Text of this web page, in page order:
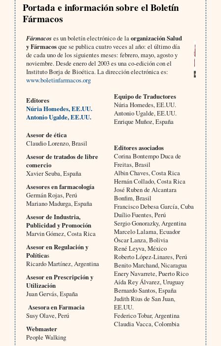
Portada e información sobre el Boletín
Fármacos
Fármacoses un boletín electrónico de laorganización Salud
y Fármacosque se publica cuatro veces al año: el último día
de cada uno de los siguientes meses: febrero, mayo, agosto y
noviembre. Desde enero del 2003 es una co-edición con el
Instituto Borja de Bioética. La dirección electrónica es:
www.boletinfarmacos.org
Editores
Núria Homedes, EE.UU.
Antonio Ugalde, EE.UU.
Equipo de Traductores
Núria Homedes, EE.UU.
Antonio Ugalde, EE.UU.
Enrique Muñoz, España
Asesor de ética
Claudio Lorenzo, Brasil
Editores asociados
Corina Bontempo Duca de
Freitas, Brasil
Albin Chaves, Costa Rica
Hernán Collado, Costa Rica
José Ruben de Alcantara
Bonfim, Brasil
Francisco Debesa García, Cuba
Duílio Fuentes, Perú
Sergio Gonorazky, Argentina
Marcelo Lalama, Ecuador
Óscar Lanza, Bolivia
René Leyva, México
Roberto López-Linares, Perú
Benito Marchand, Nicaragua
Enery Navarrete, Puerto Rico
Aída Rey Álvarez, Uruguay
Bernardo Santos, España
Judith Rius de San Juan,
EE.UU.
Federico Tobar, Argentina
Claudia Vacca, Colombia
Asesor de tratados de libre
comercio
Xavier Seuba, España
Asesores en farmacología
Germán Rojas, Perú
Mariano Madurga, España
Asesor de Industria,
Publicidad y Promoción
Marvin Gómez, Costa Rica
Asesor en Regulación y
Políticas
Ricardo Martínez, Argentina
Asesor en Prescripción y
Utilización
Juan Gervás, España
Asesora en Farmacia
Susy Olave, Perú
Webmaster
People Walking